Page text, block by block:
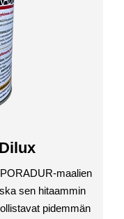
maalien
sen hitaammin
pidemmän